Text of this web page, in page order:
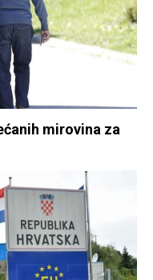
mirovina za